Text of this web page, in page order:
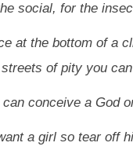
social, for the
at the bottom of a
of pity you
conceive a God
a girl so tear off